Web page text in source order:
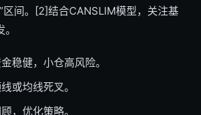
区间。[2]结合CANSLIM模型，关注基
稳健，小仓高风险。
或均线死叉。
，优化策略。